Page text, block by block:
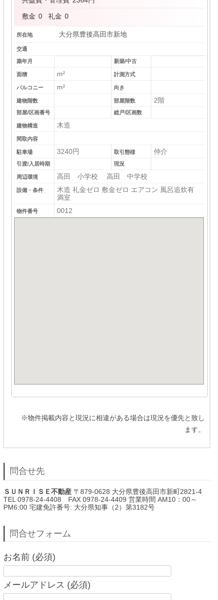
敷金 0 礼金 0
所在地 大分県豊後高田市新地
交通
築年月 新築/中古
面積 m² 計測方式
バルコニー m² 向き
建物階数 部屋階数 2階
部屋/区画番号 総戸/区画数
建物構造 木造
間取内容
駐車場 3240円 取引態様 仲介
引渡/入居時期 現況
周辺環境 高田 小学校 高田 中学校
設備・条件
木造 礼金ゼロ 敷金ゼロ エアコン 風呂追炊有
満室
物件番号 0012
※物件掲載内容と現況に相違がある場合は現況を優先と致し
ます。
問合せ先
ＳＵＮＲＩＳＥ不動産 〒879-0628 大分県豊後高田市新町2821-4
TEL 0978-24-4408 FAX 0978-24-4409 営業時間 AM10：00～
PM6:00 宅建免許番号: 大分県知事（2）第3182号
問合せフォーム
お名前 (必須)
メールアドレス (必須)